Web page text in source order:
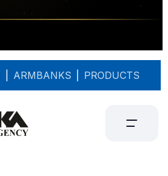
ARMBANKS PRODUCTS